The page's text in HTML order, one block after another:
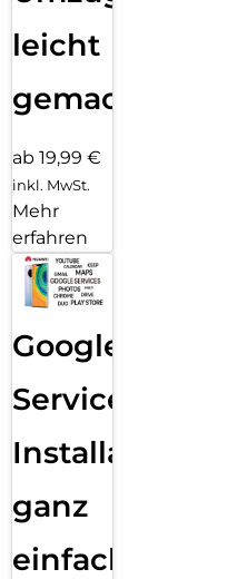
leicht
gemacht!
ab 19,99 €
inkl. MwSt.
Mehr
erfahren
Google
Services
Installation
ganz
einfach